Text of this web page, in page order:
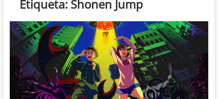
Etiqueta: Shonen Jump